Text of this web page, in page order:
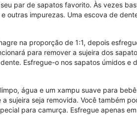
par de sapatos favorito. Às vezes
outras impurezas. Uma escova de
na proporção de 1:1, depois
para remover a sujeira dos
Esfregue-o nos sapatos úmidos e
água e um xampu suave para
sujeira seja removida. Você também
para camurça. Esfregue apenas